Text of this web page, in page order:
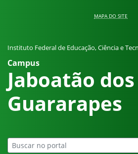
MAPA DO SITE
Instituto Federal de Educação, Ciência e
Campus
Jaboatão dos
Guararapes